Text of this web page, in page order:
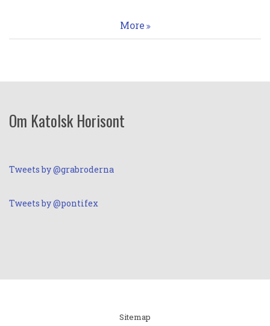
More
Om Katolsk Horisont
Tweets by @grabroderna
Tweets by @pontifex
Sitemap